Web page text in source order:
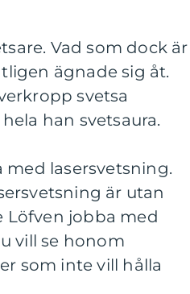
Vad som dock är
ägnade sig åt.
svetsa
han svetsaura.
lasersvetsning.
är utan
Löfven jobba med
vill se honom
som inte vill hålla